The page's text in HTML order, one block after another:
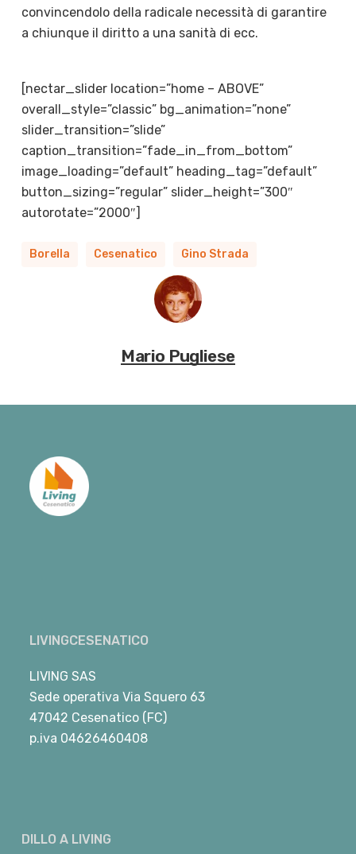
convincendolo della radicale necessità di garantire
a chiunque il diritto a una sanità di ecc.
[nectar_slider location=”home – ABOVE”
overall_style=”classic” bg_animation=”none”
slider_transition=”slide”
caption_transition=”fade_in_from_bottom”
image_loading=”default” heading_tag=”default”
button_sizing=”regular” slider_height=”300″
autorotate=”2000″]
Borella Cesenatico Gino Strada
Mario Pugliese
LIVINGCESENATICO
LIVING SAS
Sede operativa Via Squero 63
47042 Cesenatico (FC)
p.iva 04626460408
DILLO A LIVING